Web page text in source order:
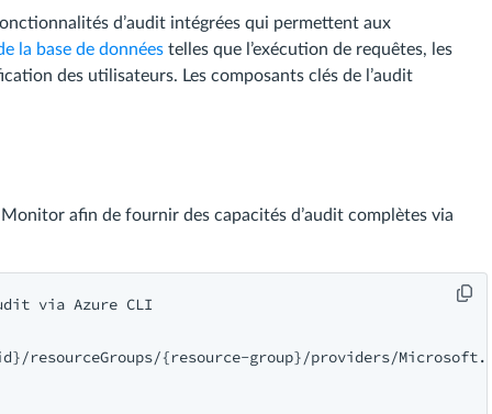
d’audit intégrées qui permettent aux
la base de données telles que l’exécution de requêtes, les
des utilisateurs. Les composants clés de l’audit
afin de fournir des capacités d’audit complètes via
via Azure CLI
resourceGroups/{resource-group}/providers/